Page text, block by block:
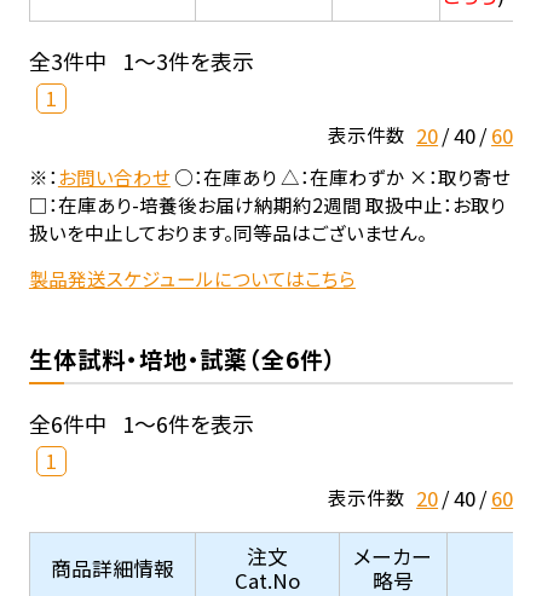
全3件中 1～3件を表示
1
表示件数 20 40 60
※：お問い合わせ○：在庫あり △：在庫わずか ×：取り寄せ
□：在庫あり-培養後お届け納期約2週間 取扱中止：お取り
扱いを中止しております。同等品はございません。
製品発送スケジュールについてはこちら
生体試料・培地・試薬（全6件）
全6件中 1～6件を表示
1
表示件数 20 40 60
商品詳細情報
注文
Cat.No
メーカー
略号